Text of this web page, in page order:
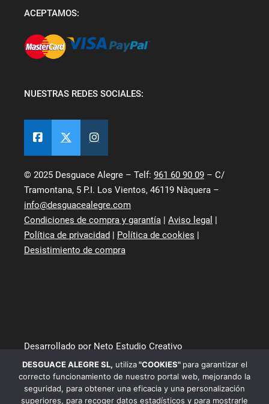
ACEPTAMOS:
NUESTRAS REDES SOCIALES:
© 2025 Desguace Alegre – Telf: 961 60 90 09 – C/
Tramontana, 5 P.I. Los Vientos, 46119 Nàquera –
info@desguacealegre.com
Condiciones de compra y garantía | Aviso legal |
Política de privacidad | Política de cookies |
Desistimiento de compra
Desarrollado por Neto Estudio Creativo
DESGUACE ALEGRE SL, utiliza"COOKIES" para garantizar el
correcto funcionamiento de nuestro portal web, mejorando la
seguridad, para obtener una eficacia y una personalización
superiores, para recoger datos estadísticos y para mostrarle